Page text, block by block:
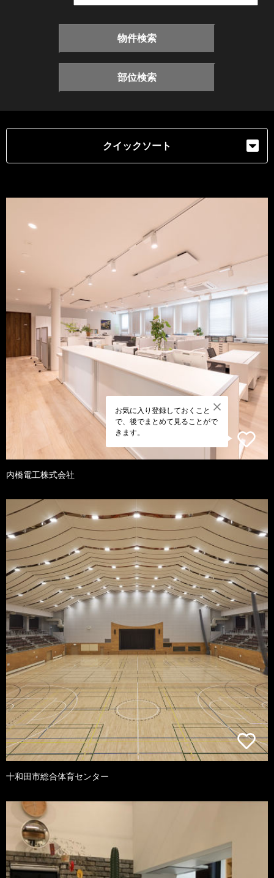
物件検索
部位検索
クイックソート
お気に入り登録しておくこと
で、後でまとめて見ることがで
きます。
内橋電工株式会社
十和田市総合体育センター